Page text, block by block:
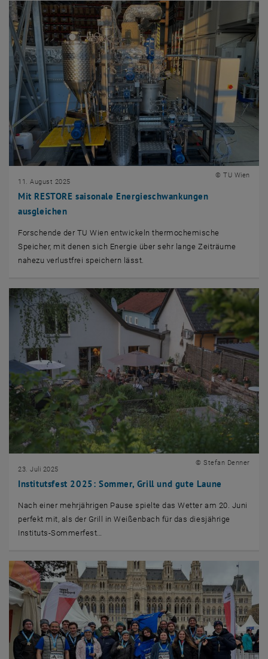
Mit RESTORE saisonale Energieschwankungen
ausgleichen
11. August 2025
© TU Wien
Forschende der TU Wien entwickeln thermochemische
Speicher, mit denen sich Energie über sehr lange Zeiträume
nahezu verlustfrei speichern lässt.
Institutsfest 2025: Sommer, Grill und gute Laune
23. Juli 2025
© Stefan Denner
Nach einer mehrjährigen Pause spielte das Wetter am 20. Juni
perfekt mit, als der Grill in Weißenbach für das diesjährige
Instituts-Sommerfest…